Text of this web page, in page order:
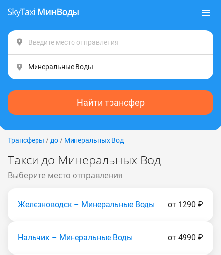
Найти трансфер
Трансферы / до / Минеральных Вод
Такси до Минеральных Вод
Выберите место отправления
Железноводск – Минеральные Воды от 1290 ₽
Нальчик – Минеральные Воды от 4990 ₽